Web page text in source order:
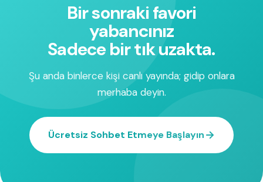
Bir sonraki favori
yabancınız
Sadece bir tık uzakta.
Şu anda binlerce kişi canlı yayında; gidip onlara
merhaba deyin.
Ücretsiz Sohbet Etmeye Başlayın